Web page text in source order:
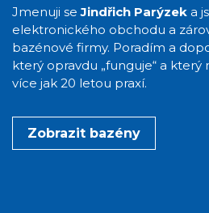
Jmenuji seJindřich Parýzek a
elektronického obchodu a
bazénové firmy. Poradím a
který opravdu „funguje“ a který
více jak 20 letou praxí.
Zobrazit bazény